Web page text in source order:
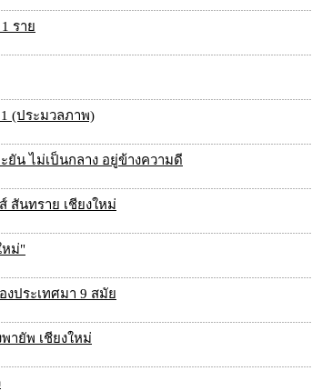
ราย
(ประมวลภาพ)
น ไม่เป็นกลาง อยู่ข้างความดี
สันทราย เชียงใหม่
หม่"
ประเทศมา 9 สมัย
ายัพ เชียงใหม่